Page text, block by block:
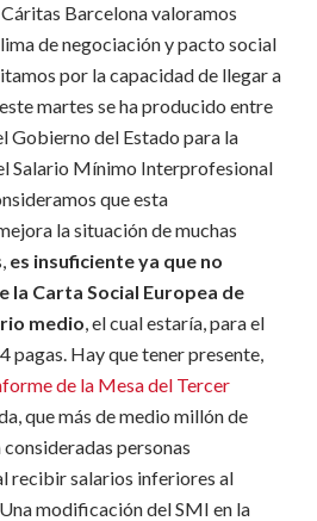
Barcelona valoramos
de negociación y pacto social
por la capacidad de llegar a
martes se ha producido entre
Gobierno del Estado para la
Salario Mínimo Interprofesional
que esta
la situación de muchas
es insuficiente ya que no
la Carta Social Europea de
medio, el cual estaría, para el
pagas. Hay que tener presente,
de la Mesa del Tercer
que más de medio millón de
personas
recibir salarios inferiores al
modificación del SMI en la